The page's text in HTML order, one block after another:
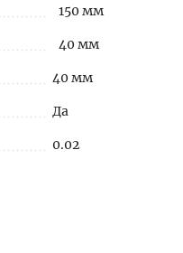
150 мм
40 мм
40 мм
Да
0.02